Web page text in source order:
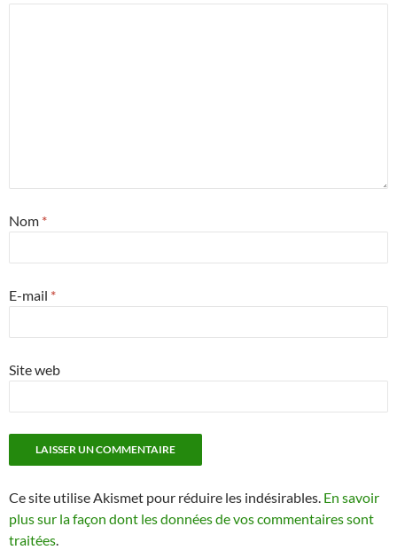
Nom *
E-mail *
Site web
Ce site utilise Akismet pour réduire les indésirables. En savoir
plus sur la façon dont les données de vos commentaires sont
traitées.